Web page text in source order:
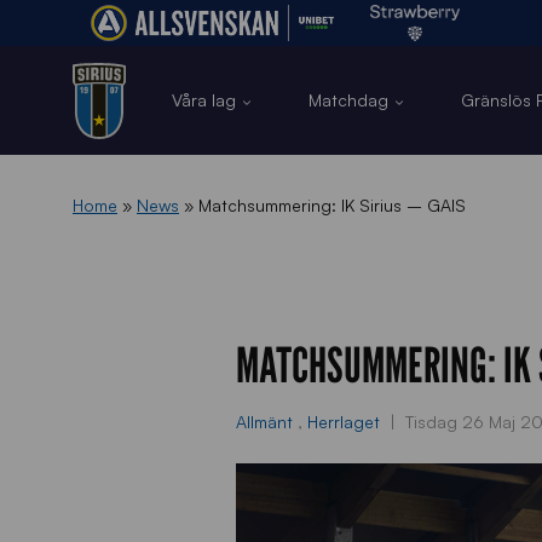
Våra lag Matchdag Gränslös
Home » News » Matchsummering: IK Sirius – GAIS
MATCHSUMMERING:
Allmänt , Herrlaget Tisdag 26 Maj